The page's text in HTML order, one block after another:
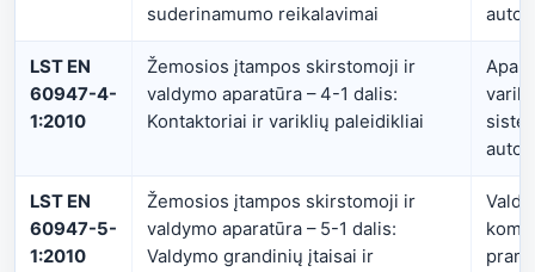
suderinamumo reikalavimai
LST EN
60947-4-
1:2010
Žemosios įtampos skirstomoji ir
valdymo aparatūra – 4-1 dalis:
Kontaktoriai ir variklių paleidikliai
LST EN
60947-5-
1:2010
Žemosios įtampos skirstomoji ir
valdymo aparatūra – 5-1 dalis:
Valdymo grandinių įtaisai ir